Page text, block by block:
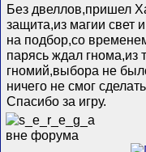
Без двеллов,пришел
защита,из магии свет
на подбор,со
парясь ждал гнома,из
гномий,выбора не
ничего не смог
Спасибо за игру.